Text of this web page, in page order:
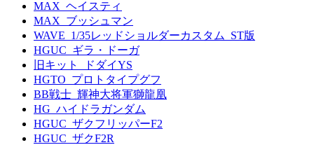
MAX_ヘイスティ
MAX_ブッシュマン
WAVE_1/35レッドショルダーカスタム_ST版
HGUC_ギラ・ドーガ
旧キット_ドダイYS
HGTO_プロトタイプグフ
BB戦士_輝神大将軍獅龍凰
HG_ハイドラガンダム
HGUC_ザクフリッパーF2
HGUC_ザクF2R